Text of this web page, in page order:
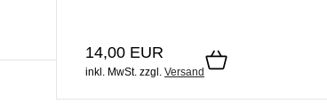
14,00 EUR
inkl. MwSt. zzgl. Versand